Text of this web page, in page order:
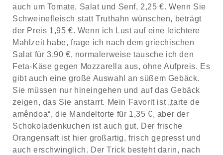
auch um Tomate, Salat und Senf, 2,25 €. Wenn Sie
Schweinefleisch statt Truthahn wünschen, beträgt
der Preis 1,95 €. Wenn ich Lust auf eine leichtere
Mahlzeit habe, frage ich nach dem griechischen
Salat für 3,90 €, normalerweise tausche ich den
Feta-Käse gegen Mozzarella aus, ohne Aufpreis. Es
gibt auch eine große Auswahl an süßem Gebäck.
Sie müssen nur hineingehen und auf das Gebäck
zeigen, das Sie anstarrt. Mein Favorit ist „tarte de
amêndoa“, die Mandeltorte für 1,35 €, aber der
Schokoladenkuchen ist auch gut. Der frische
Orangensaft ist hier großartig, frisch gepresst und
auch erschwinglich. Der Trick besteht darin, nach